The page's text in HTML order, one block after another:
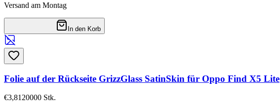
Versand am Montag
In den Korb
Folie auf der Rückseite GrizzGlass SatinSkin für Oppo Find X5 Lite
€3,81 20000 Stk.